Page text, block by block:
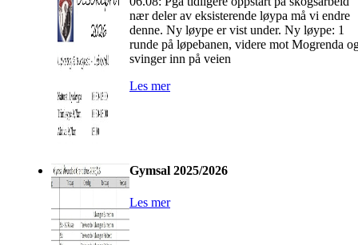
nær deler av eksisterende løypa må vi endre
denne. Ny løype er vist under. Ny løype: 1
runde på løpebanen, videre mot Mogrenda
svinger inn på veien
Les mer
Gymsal 2025/2026
Les mer